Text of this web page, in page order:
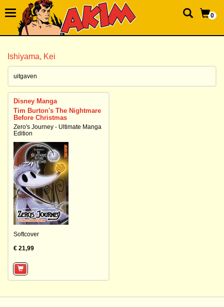
0
Ishiyama, Kei
uitgaven
Disney Manga
Tim Burton's The Nightmare
Before Christmas
Zero's Journey - Ultimate Manga
Edition
Softcover
€ 21,99